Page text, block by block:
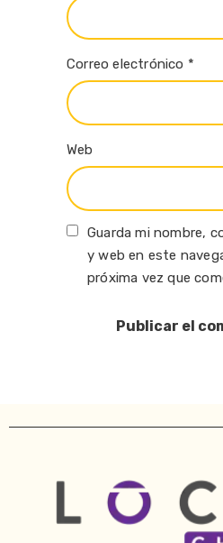
Correo electrónico *
Web
Guarda mi nombre,
y web en este
próxima vez que